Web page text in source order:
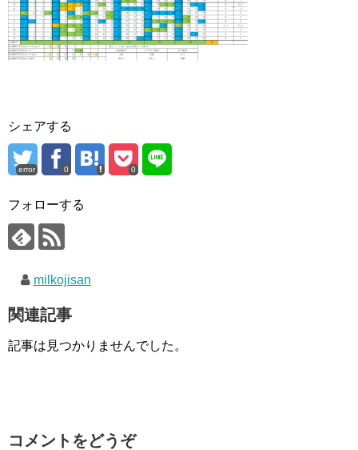
シェアする
error 0 0
フォローする
milkojisan
関連記事
記事は見つかりませんでした。
コメントをどうぞ